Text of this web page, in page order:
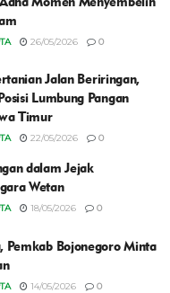
26/05/2026 0
Jalan Beriringan,
Lumbung Pangan
Timur
22/05/2026 0
dalam Jejak
Wetan
18/05/2026 0
Pemkab Bojonegoro Minta
14/05/2026 0